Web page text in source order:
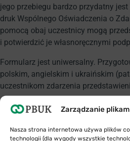
Zarządzanie
Nasza strona internetowa używa plików
technologii (dla wygody wszystkie
jego przebiegu bardzo przydatny
druk Wspólnego Oświadczenia o
pomocą obaj uczestnicy mogą
i potwierdzić je własnoręcznymi
Formularz jest uniwersalny.
polskim, angielskim i ukraińskim
uczestnikom zdarzenia
Przydatne będzie także zdjęcie
oraz dokumentów ubezpieczenia.